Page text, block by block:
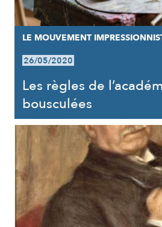
LE MOUVEMENT
26/05/2020
Les règles de
bousculées